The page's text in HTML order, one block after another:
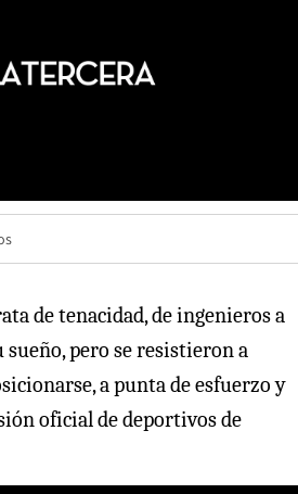
de tenacidad, de ingenieros a
sueño, pero se resistieron a
a punta de esfuerzo y
oficial de deportivos de